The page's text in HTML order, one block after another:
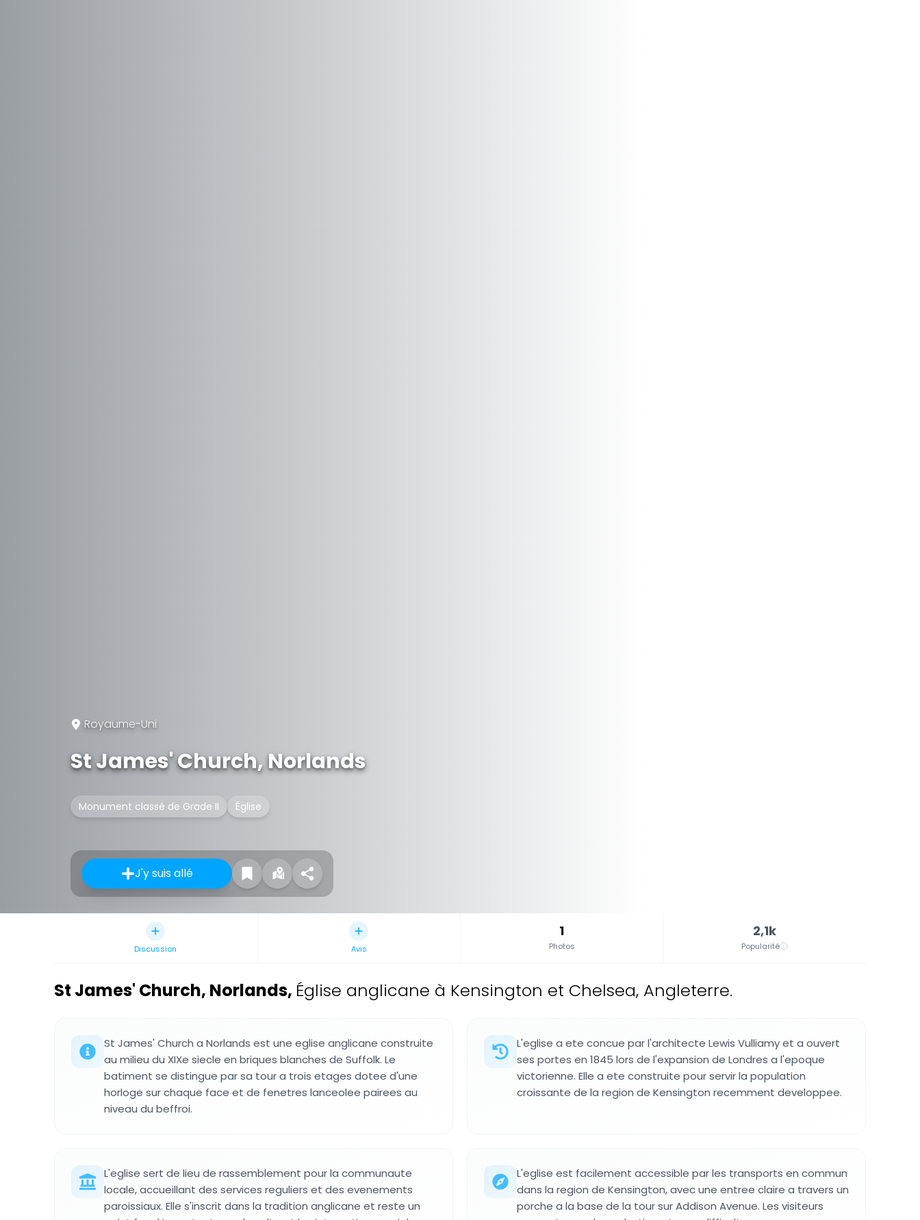
Royaume-Uni
St James' Church, Norlands
Monument classé de Grade II Église
J'y suis allé
Discussion Avis
1
Photos
2,1k
Popularité
St James' Church, Norlands, Église anglicane à Kensington et Chelsea, Angleterre.
St James' Church a Norlands est une eglise anglicane construite
au milieu du XIXe siecle en briques blanches de Suffolk. Le
batiment se distingue par sa tour a trois etages dotee d'une
horloge sur chaque face et de fenetres lanceolee pairees au
niveau du beffroi.
L'eglise a ete concue par l'architecte Lewis Vulliamy et a ouvert
ses portes en 1845 lors de l'expansion de Londres a l'epoque
victorienne. Elle a ete construite pour servir la population
croissante de la region de Kensington recemment developpee.
L'eglise sert de lieu de rassemblement pour la communaute
locale, accueillant des services reguliers et des evenements
paroissiaux. Elle s'inscrit dans la tradition anglicane et reste un
L'eglise est facilement accessible par les transports en commun
dans la region de Kensington, avec une entree claire a travers un
porche a la base de la tour sur Addison Avenue. Les visiteurs